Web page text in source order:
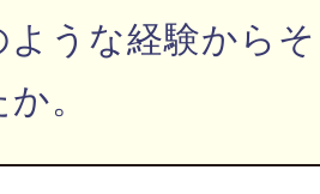
うな経験から
。